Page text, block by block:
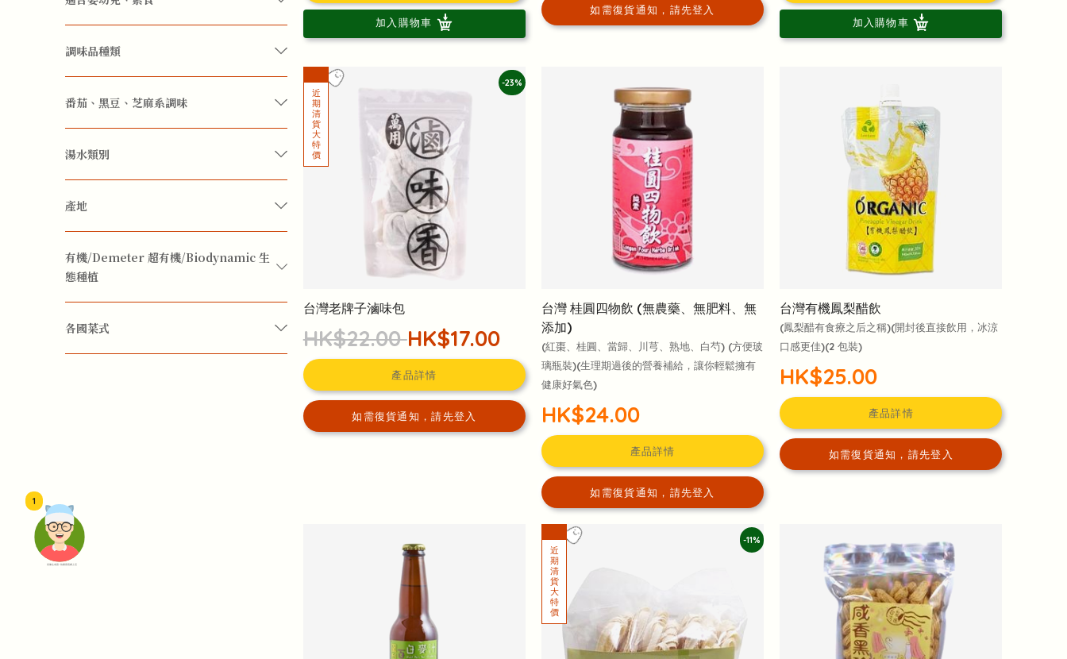
頭像生成器: 快樂家庭網上店
1
消化系統 痛風 膽固醇
淨化內臟 酸鹼平衡
安神保腦
女士生理期
產後保健
調味品種類
番茄、黑豆、芝麻系調味
湯水類別
產地
有機/Demeter 超有機/Biodynamic 生
態種植
各國菜式
加入購物車
如需復貨通知，請先登入
加入購物車
-23%
台灣老牌子滷味包
HK$22.00HK$17.00
產品詳情
如需復貨通知，請先登入
台灣 桂圓四物飲 (無農藥、無肥料、無
添加)
(紅棗、桂圓、當歸、川芎、熟地、白芍) (方便玻
璃瓶裝)(生理期過後的營養補給，讓你輕鬆擁有
健康好氣色)
HK$24.00
產品詳情
如需復貨通知，請先登入
台灣有機鳳梨醋飲
(鳳梨醋有食療之后之稱)(開封後直接飲用，冰涼
口感更佳)(2 包裝)
HK$25.00
產品詳情
如需復貨通知，請先登入
-11%